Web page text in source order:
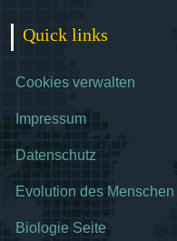
Quick links
Cookies verwalten
Impressum
Datenschutz
Evolution des Menschen
Biologie Seite